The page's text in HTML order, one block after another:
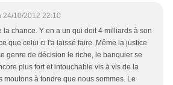
24/10/2012 22:10
la chance. Y en a un qui doit 4 milliards à son
que celui ci l'a laissé faire. Même la justice
genre de décision le riche, le banquier se
plus fort et intouchable vis à vis de la
moutons à tondre que nous sommes. Le